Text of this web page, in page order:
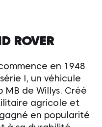
ROVER
en 1948
I, un véhicule
MB de Willys. Créé
agricole et
en popularité